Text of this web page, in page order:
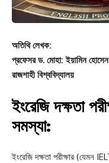
অতিথি লেখক:
প্রফেসর ড. মোহা: ইয়ামিন হোসেন
রাজশাহী বিশ্ববিদ্যালয়
ইংরেজি দক্ষতা
সমস্যা:
ইংরেজি দক্ষতা পরীক্ষার (যেমন